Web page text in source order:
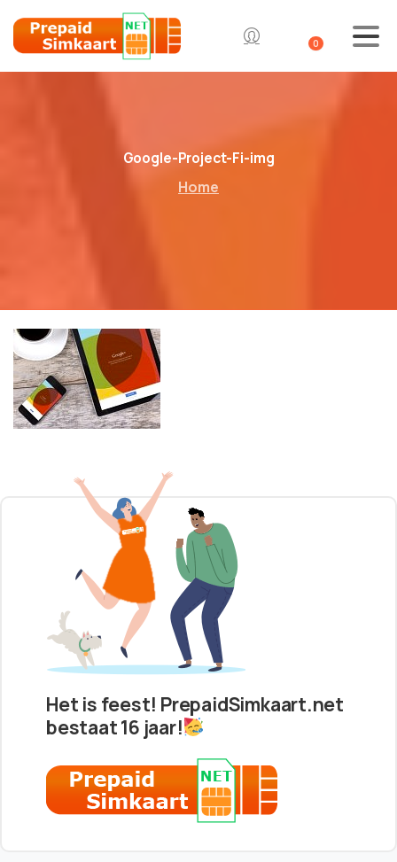
0
Google-Project-Fi-img
Home
Het is feest! PrepaidSimkaart.net
bestaat 16 jaar!